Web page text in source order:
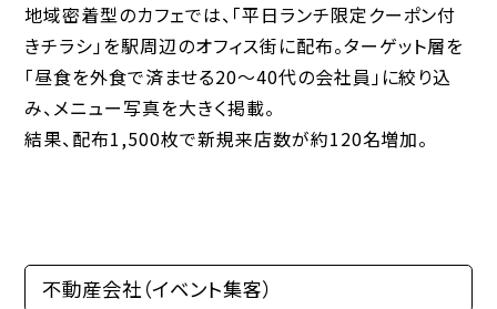
地域密着型のカフェでは、「平日ランチ限定クーポン付
きチラシ」を駅周辺のオフィス街に配布。ターゲット層を
「昼食を外食で済ませる20〜40代の会社員」 に絞り込
み、メニュー写真を大きく掲載。
結果、配布1,500枚で新規来店数が約120名増加。
不動産会社（イベント集客）